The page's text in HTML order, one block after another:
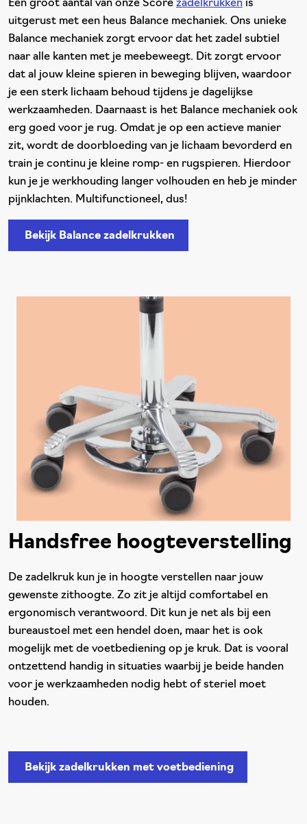
Een groot aantal van onze Score zadelkrukken is
uitgerust met een heus Balance mechaniek. Ons unieke
Balance mechaniek zorgt ervoor dat het zadel subtiel
naar alle kanten met je meebeweegt. Dit zorgt ervoor
dat al jouw kleine spieren in beweging blijven, waardoor
je een sterk lichaam behoud tijdens je dagelijkse
werkzaamheden. Daarnaast is het Balance mechaniek ook
erg goed voor je rug. Omdat je op een actieve manier
zit, wordt de doorbloeding van je lichaam bevorderd en
train je continu je kleine romp- en rugspieren. Hierdoor
kun je je werkhouding langer volhouden en heb je minder
pijnklachten. Multifunctioneel, dus!
Bekijk Balance zadelkrukken
Handsfree hoogteverstelling
De zadelkruk kun je in hoogte verstellen naar jouw
gewenste zithoogte. Zo zit je altijd comfortabel en
ergonomisch verantwoord. Dit kun je net als bij een
bureaustoel met een hendel doen, maar het is ook
mogelijk met de voetbediening op je kruk. Dat is vooral
ontzettend handig in situaties waarbij je beide handen
voor je werkzaamheden nodig hebt of steriel moet
houden.
Bekijk zadelkrukken met voetbediening